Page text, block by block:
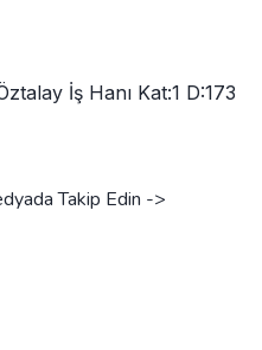
İş Hanı Kat:1 D:173
Takip Edin ->